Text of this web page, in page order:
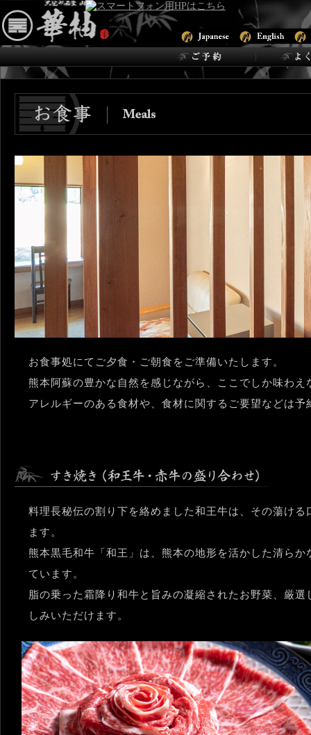
お食事処にてご夕食・ご朝食をご準備いたします。
熊本阿蘇の豊かな自然を感じながら、ここでしか味わ
アレルギーのある食材や、食材に関するご要望などは
料理長秘伝の割り下を絡めました和王牛は、その蕩け
ます。
熊本黒毛和牛「和王」は、熊本の地形を活かした清ら
ています。
脂の乗った霜降り和牛と旨みの凝縮されたお野菜、厳
しみいただけます。